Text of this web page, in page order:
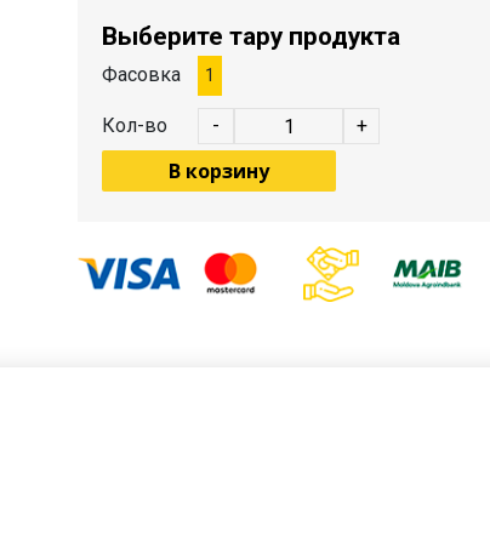
Выберите тару продукта
Фасовка 1
Кол-во - +
В корзину